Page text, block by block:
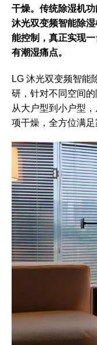
干燥。传统除湿机
沐光双变频智能除
能控制，真正实现
有潮湿痛点。
LG 沐光双变频智能
研，针对不同空间
从大户型到小户型
项干燥，全方位满足